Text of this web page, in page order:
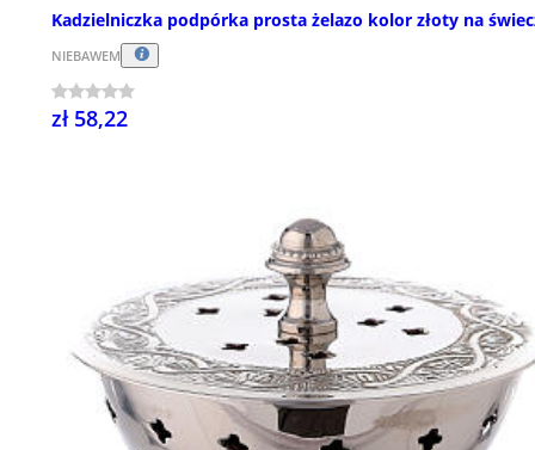
Kadzielniczka podpórka prosta żelazo kolor złoty na
NIEBAWEM
zł 58,22